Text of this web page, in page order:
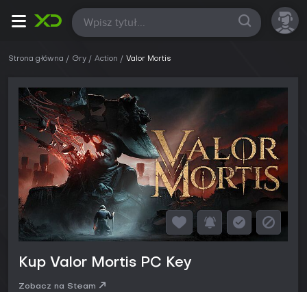
Wszystkie
Strona główna Gry Action Valor Mortis
Kup Valor Mortis PC Key
Zobacz na Steam